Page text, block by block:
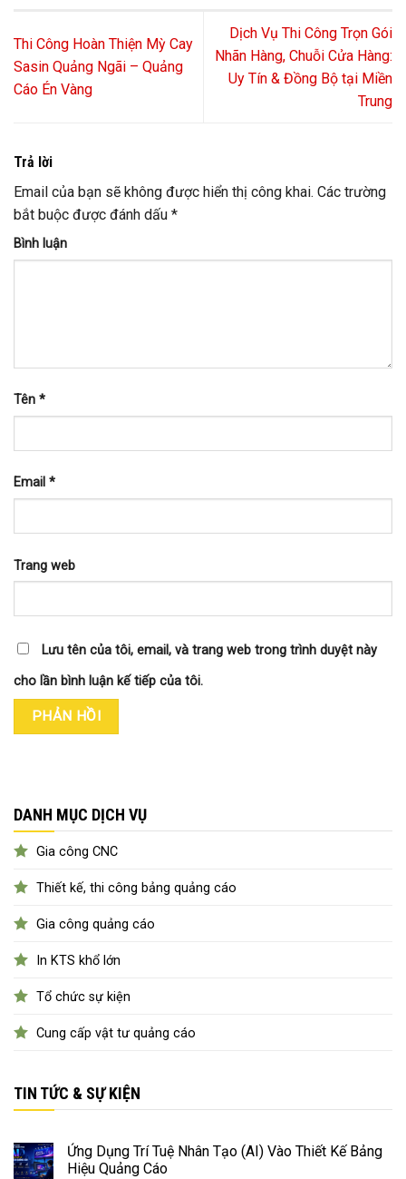
DANH MỤC DỊCH VỤ
Gia công CNC
Thiết kế, thi công bảng quảng cáo
Gia công quảng cáo
In KTS khổ lớn
Tổ chức sự kiện
Cung cấp vật tư quảng cáo
TIN TỨC & SỰ KIỆN
Ứng Dụng Trí Tuệ Nhân Tạo (AI) Vào Thiết Kế Bảng
Hiệu Quảng Cáo
Thi Công Hoàn Thiện Mỳ Cay
Sasin Quảng Ngãi – Quảng
Cáo Én Vàng
Dịch Vụ Thi Công Trọn Gói
Nhãn Hàng, Chuỗi Cửa Hàng:
Uy Tín & Đồng Bộ tại Miền
Trung
Trả lời
Email của bạn sẽ không được hiển thị công khai. Các trường
bắt buộc được đánh dấu *
Bình luận
Tên *
Email *
Trang web
Lưu tên của tôi, email, và trang web trong trình duyệt này
cho lần bình luận kế tiếp của tôi.